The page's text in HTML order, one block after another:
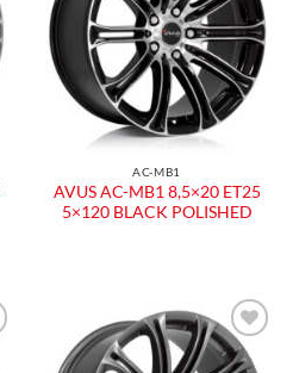
AC-MB1
AVUS AC-MB1 8,5×20 ET25
5×120 BLACK POLISHED